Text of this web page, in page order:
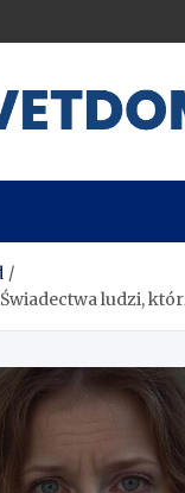
ludzi,